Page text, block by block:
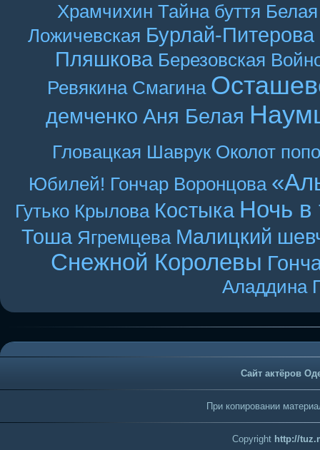
Храмчихин Тайна буття
Ложичевская Бурлай-Питерова
Пляшкова Березовская
Ревякина Смагина
демченко Аня Белая
Гловацкая Шаврук Околот
Юбилей! Гончар Воронцова
Гутько Крылова Костыка Ночь в
Тоша Ягремцева Малицкий
Снежной Королевы
Аладдина
Сайт актёров
При копировании
Copyright http://